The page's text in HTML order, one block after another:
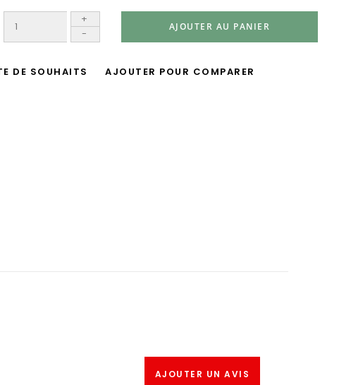
+
-
AJOUTER AU PANIER
DE SOUHAITS AJOUTER POUR COMPARER
AJOUTER UN AVIS